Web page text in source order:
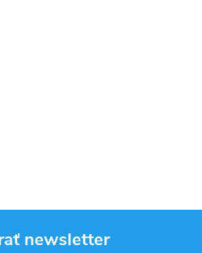
newsletter